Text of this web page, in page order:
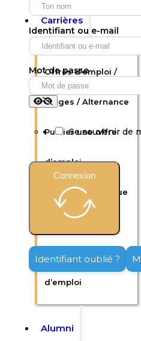
Votre panier est vide.
Carrières
Offres d’emploi /
Stages / Alternance
Publier une offre
d’emploi
Formation continue
Aide à la recherche
d’emploi
Alumni
Identifiant ou e-mail
Mot de passe
Se souvenir de
Connexion
Identifiant oublié ?